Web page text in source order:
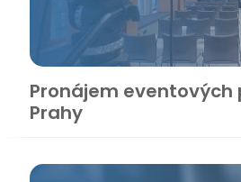
Pronájem
Prahy